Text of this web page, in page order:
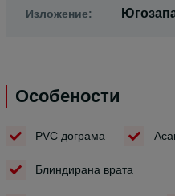
Изложение:
Особености
PVC дограма
Блиндирана врата